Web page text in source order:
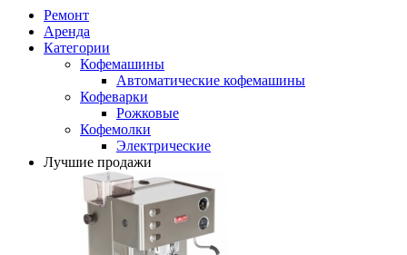
Ремонт
Аренда
Категории
Кофемашины
Автоматические кофемашины
Кофеварки
Рожковые
Кофемолки
Электрические
Лучшие продажи